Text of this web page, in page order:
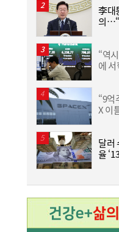
11:20
“역시 미국이
‘대탈출’ [머니+]
李대
의…“
“역
에
“9
X 이
달러
율